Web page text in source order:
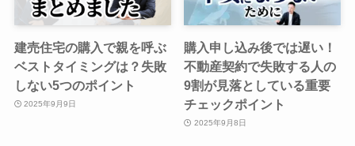
建売住宅の購入で親を呼ぶ
ベストタイミングは？失敗
しない5つのポイント
2025年9月9日
購入申し込み後では遅い！
不動産契約で失敗する人の
9割が見落としている重要
チェックポイント
2025年9月8日